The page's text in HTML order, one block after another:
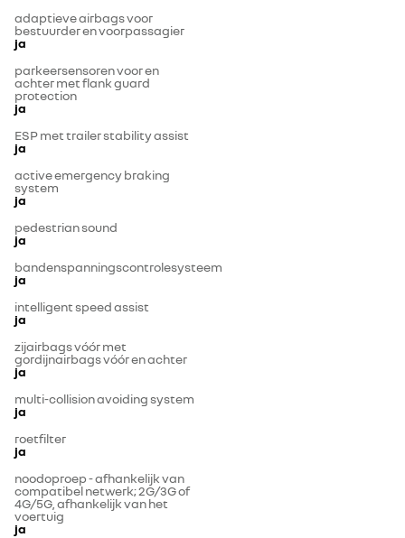
adaptieve airbags voor
bestuurder en voorpassagier
ja
parkeersensoren voor en
achter met flank guard
protection
ja
ESP met trailer stability assist
ja
active emergency braking
system
ja
pedestrian sound
ja
bandenspanningscontrolesysteem
ja
intelligent speed assist
ja
zijairbags vóór met
gordijnairbags vóór en achter
ja
multi-collision avoiding system
ja
roetfilter
ja
noodoproep - afhankelijk van
compatibel netwerk; 2G/3G of
4G/5G, afhankelijk van het
voertuig
ja